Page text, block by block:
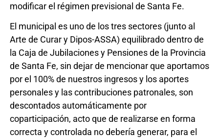
modificar el régimen previsional de Santa Fe.
El municipal es uno de los tres sectores (junto al
Arte de Curar y Dipos-ASSA) equilibrado dentro de
la Caja de Jubilaciones y Pensiones de la Provincia
de Santa Fe, sin dejar de mencionar que aportamos
por el 100% de nuestros ingresos y los aportes
personales y las contribuciones patronales, son
descontados automáticamente por
coparticipación, acto que de realizarse en forma
correcta y controlada no debería generar, para el